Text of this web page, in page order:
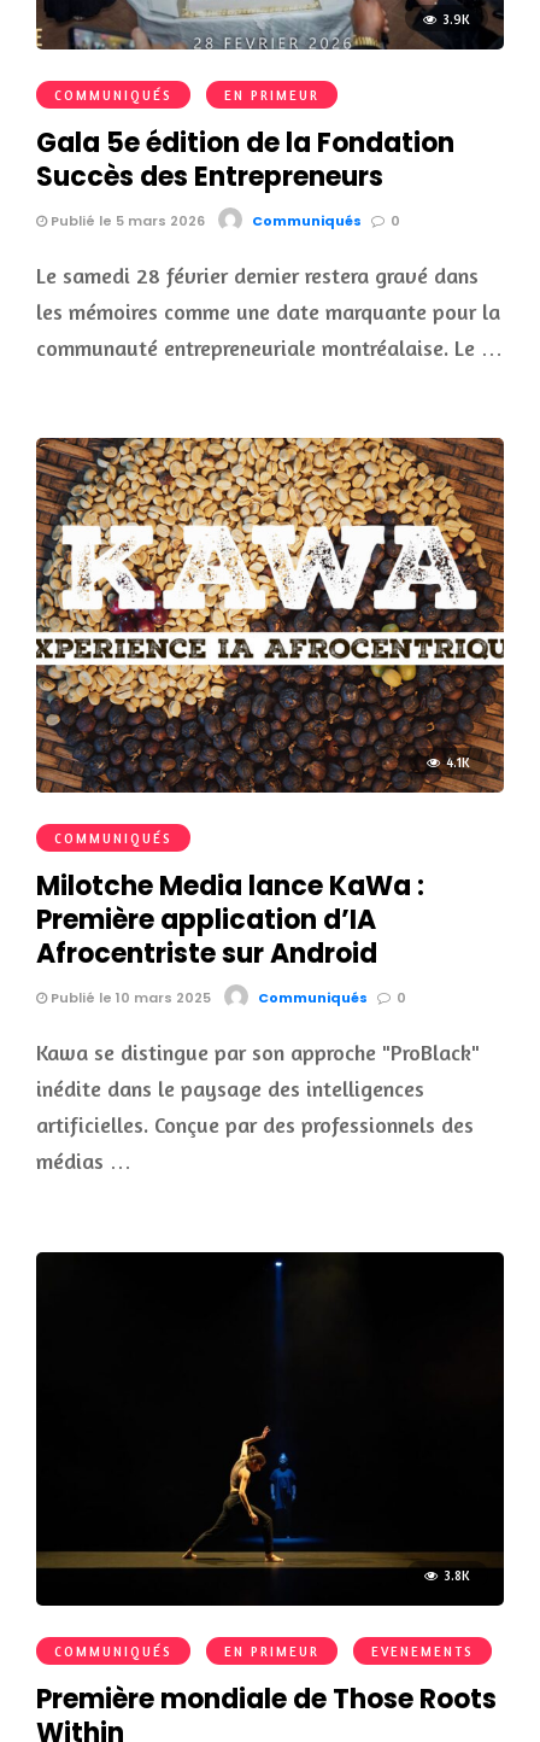
3.9K
COMMUNIQUÉS EN PRIMEUR
Gala 5e édition de la Fondation
Succès des Entrepreneurs
Publié le 5 mars 2026 Communiqués 0
Le samedi 28 février dernier restera gravé dans
les mémoires comme une date marquante pour la
communauté entrepreneuriale montréalaise. Le …
4.1K
COMMUNIQUÉS
Milotche Media lance KaWa :
Première application d’IA
Afrocentriste sur Android
Publié le 10 mars 2025 Communiqués 0
Kawa se distingue par son approche "ProBlack"
inédite dans le paysage des intelligences
artificielles. Conçue par des professionnels des
médias …
3.8K
COMMUNIQUÉS EN PRIMEUR EVENEMENTS
Première mondiale de Those Roots
Within